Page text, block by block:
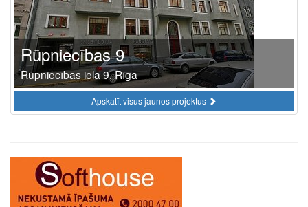
Rūpniecības 9
Rūpniecības iela 9, Rīga
Apskatīt visus jaunos projektus